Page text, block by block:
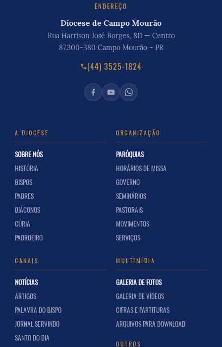
ENDEREÇO
Diocese de Campo Mourão
Rua Harrison José Borges, 811 — Centro
87.300-380 Campo Mourão – PR
(44) 3525-1824
A DIOCESE
SOBRE NÓS
HISTÓRIA
BISPOS
PADRES
DIÁCONOS
CÚRIA
PADROEIRO
ORGANIZAÇÃO
PARÓQUIAS
HORÁRIOS DE MISSA
GOVERNO
SEMINÁRIOS
PASTORAIS
MOVIMENTOS
SERVIÇOS
CANAIS
NOTÍCIAS
ARTIGOS
PALAVRA DO BISPO
JORNAL SERVINDO
SANTO DO DIA
MULTIMÍDIA
GALERIA DE FOTOS
GALERIA DE VÍDEOS
CIFRAS E PARTITURAS
ARQUIVOS PARA DOWNLOAD
OUTROS